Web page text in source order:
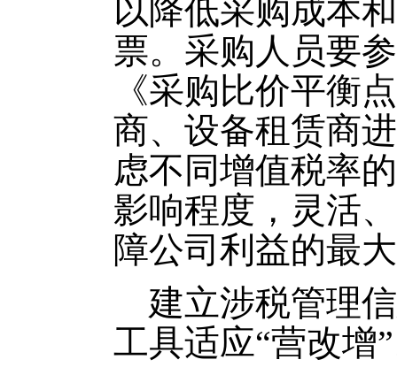
以降低采购成本
票。采购人员要
《采购比价平衡
商、设备租赁商
虑不同增值税率
影响程度，灵活
障公司利益的最
建立涉税管理
工具适应“营改增